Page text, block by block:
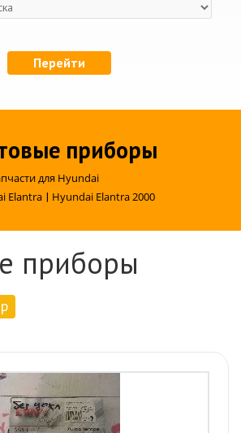
Перейти
приборы
для Hyundai
Elantra | Hyundai Elantra 2000
приборы